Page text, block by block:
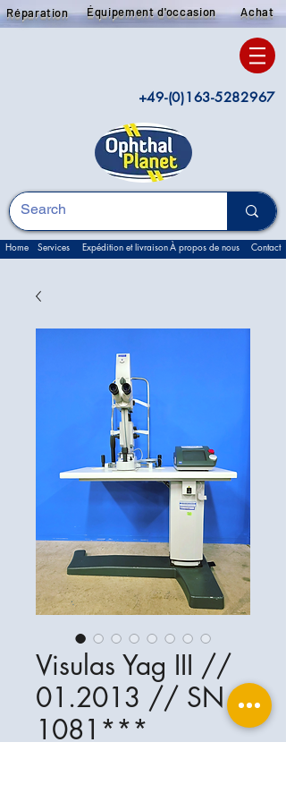
Réparation Équipement d'occasion Achat
+49-(0)163-5282967
Home Services Expédition et livraisonÀ propos de nous Contact
Visulas Yag III //
01.2013 // SN
1081***